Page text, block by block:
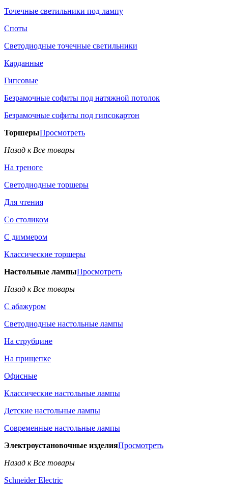
Точечные светильники под лампу
Споты
Светодиодные точечные светильники
Карданные
Гипсовые
Безрамочные софиты под натяжной потолок
Безрамочные софиты под гипсокартон
ТоршерыПросмотреть
Назад к Все товары
На треноге
Светодиодные торшеры
Для чтения
Со столиком
С диммером
Классические торшеры
Настольные лампыПросмотреть
Назад к Все товары
С абажуром
Светодиодные настольные лампы
На струбцине
На прищепке
Офисные
Классические настольные лампы
Детские настольные лампы
Современные настольные лампы
Электроустановочные изделияПросмотреть
Назад к Все товары
Schneider Electric